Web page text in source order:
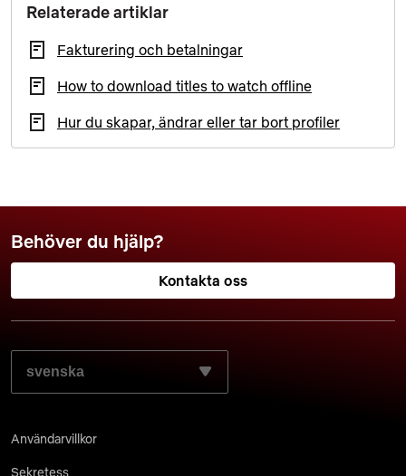
Relaterade artiklar
Fakturering och betalningar
How to download titles to watch offline
Hur du skapar, ändrar eller tar bort profiler
Behöver du hjälp?
Kontakta oss
VÄLJ SPRÅKET SOM DU FÖREDRAR:
Användarvillkor
Sekretess